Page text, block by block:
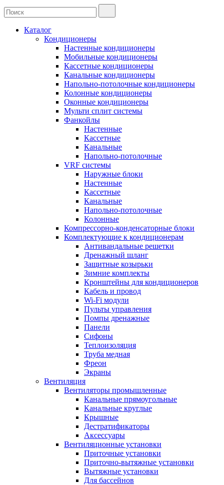
Каталог
Кондиционеры
Настенные кондиционеры
Мобильные кондиционеры
Кассетные кондиционеры
Канальные кондиционеры
Напольно-потолочные кондиционеры
Колонные кондиционеры
Оконные кондиционеры
Мульти сплит системы
Фанкойлы
Настенные
Кассетные
Канальные
Напольно-потолочные
VRF системы
Наружные блоки
Настенные
Кассетные
Канальные
Напольно-потолочные
Колонные
Компрессорно-конденсаторные блоки
Комплектующие к кондиционерам
Антивандальные решетки
Дренажный шланг
Защитные козырьки
Зимние комплекты
Кронштейны для кондиционеров
Кабель и провод
Wi-Fi модули
Пульты управления
Помпы дренажные
Панели
Сифоны
Теплоизоляция
Труба медная
Фреон
Экраны
Вентиляция
Вентиляторы промышленные
Канальные прямоугольные
Канальные круглые
Крышные
Дестратификаторы
Аксессуары
Вентиляционные установки
Приточные установки
Приточно-вытяжные установки
Вытяжные установки
Для бассейнов